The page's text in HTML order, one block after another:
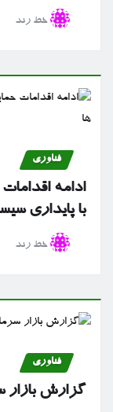
خط رند
فناوری
ادامه
با پایداری
خط رند
فناوری
گزارش بازار سرمایه